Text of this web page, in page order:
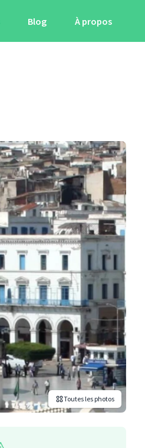
Blog À propos
Toutes les photos